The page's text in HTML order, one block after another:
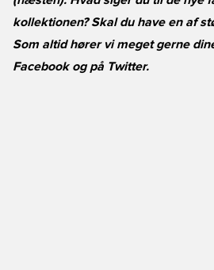
kollektionen? Skal du have en af
Som altid hører vi meget gerne
Facebookog på Twitter.